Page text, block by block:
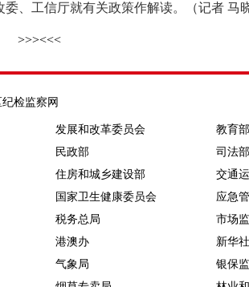
工信厅就有关政策作解读。（记者 马晓
>>><<<
检监察网
发展和改革委员会 教育部
民政部 司法部
住房和城乡建设部 交通
国家卫生健康委员会 应急
税务总局 市场
港澳办 新华社
气象局 银保